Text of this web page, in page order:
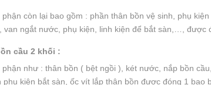
phận còn lại bao gồm : phần thân bồn vệ sinh, phụ
van ngắt nước, phụ kiện, linh kiện để bắt sàn,…, được
cầu 2 khối :
phận như : thân bồn ( bệt ngồi ), két nước, nắp bồn
phụ kiện bắt sàn, ốc vít lắp thân bồn được đóng 1 bao